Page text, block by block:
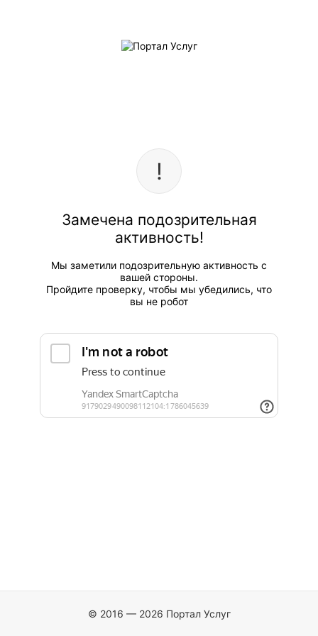
Замечена подозрительная
активность!
Мы заметили подозрительную активность с
вашей стороны.
Пройдите проверку, чтобы мы убедились, что
вы не робот
© 2016 — 2026 Портал Услуг